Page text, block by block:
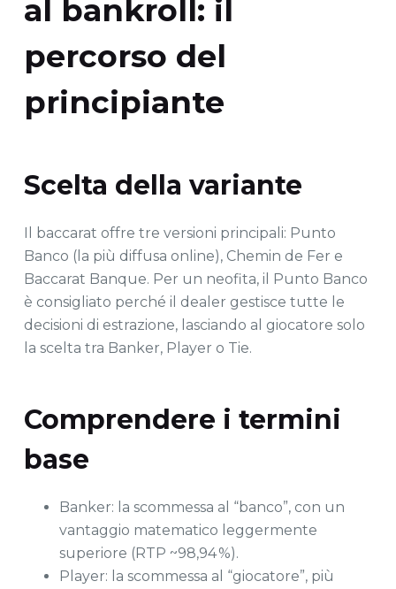
al bankroll: il
percorso del
principiante
Scelta della variante
Il baccarat offre tre versioni principali: Punto
Banco (la più diffusa online), Chemin de Fer e
Baccarat Banque. Per un neofita, il Punto Banco
è consigliato perché il dealer gestisce tutte le
decisioni di estrazione, lasciando al giocatore solo
la scelta tra Banker, Player o Tie.
Comprendere i termini
base
Banker: la scommessa al “banco”, con un
vantaggio matematico leggermente
superiore (RTP ~98,94 %).
Player: la scommessa al “giocatore”, più